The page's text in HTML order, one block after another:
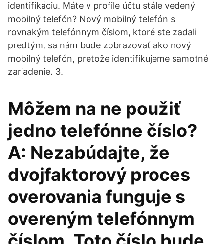
identifikáciu. Máte v profile účtu stále vedený
mobilný telefón? Nový mobilný telefón s
rovnakým telefónnym číslom, ktoré ste zadali
predtým, sa nám bude zobrazovať ako nový
mobilný telefón, pretože identifikujeme samotné
zariadenie. 3.
Môžem na ne použiť
jedno telefónne číslo?
A: Nezabúdajte, že
dvojfaktorový proces
overovania funguje s
overeným telefónnym